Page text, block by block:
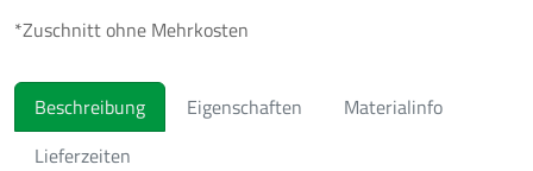
*Zuschnitt ohne Mehrkosten
Beschreibung Eigenschaften
Materialinfo
Lieferzeiten